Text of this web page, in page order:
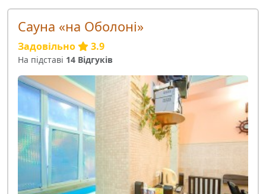
Сауна «на Оболоні»
Задовільно 3.9
На підставі 14 Відгуків